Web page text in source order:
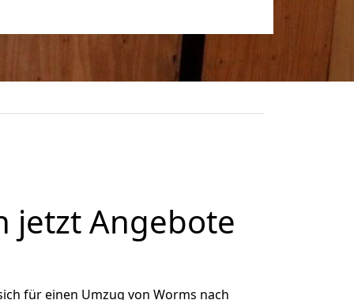
jetzt Angebote
für einen Umzug von Worms nach